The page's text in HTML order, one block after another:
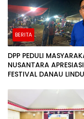
BERITA
DPP PEDULI
NUSANTARA APRESIASI
FESTIVAL DANAU
DAN EKONOMI